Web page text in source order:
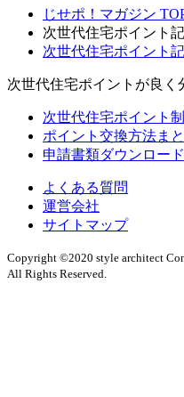
じせポ！マガジン
次世代住宅ポイント
次世代住宅ポイント
次世代住宅ポイントが良く
次世代住宅ポイント
ポイント交換方法ま
申請書類ダウンロード
よくある質問
運営会社
サイトマップ
Copyright ©2020 style architect
All Rights Reserved.